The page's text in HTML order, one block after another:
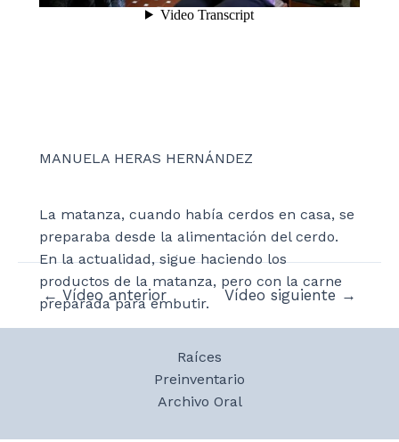
MANUELA HERAS HERNÁNDEZ
La matanza, cuando había cerdos en casa, se
preparaba desde la alimentación del cerdo.
En la actualidad, sigue haciendo los
productos de la matanza, pero con la carne
preparada para embutir.
Navegación
← Vídeo anterior Vídeo siguiente →
Raíces
Preinventario
Archivo Oral